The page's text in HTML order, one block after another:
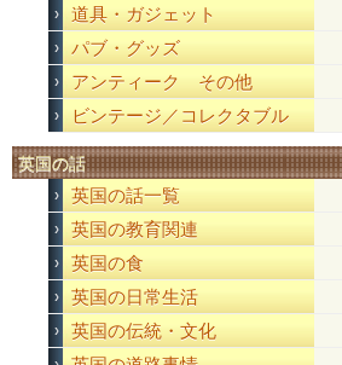
道具・ガジェット
パブ・グッズ
アンティーク その他
ビンテージ／コレクタブル
英国の話
英国の話一覧
英国の教育関連
英国の食
英国の日常生活
英国の伝統・文化